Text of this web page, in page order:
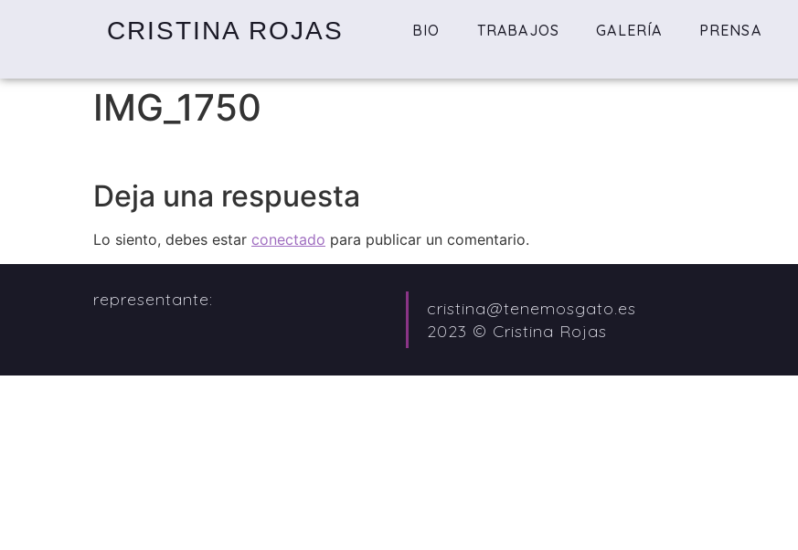
CRISTINA ROJAS BIO TRABAJOS GALERÍA PRENSA
IMG_1750
Deja una respuesta
Lo siento, debes estar conectado para publicar un comentario.
representante:
cristina@tenemosgato.es
2023 © Cristina Rojas